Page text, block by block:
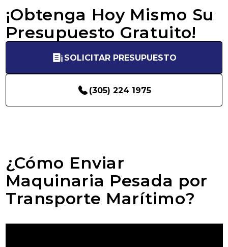
¡Obtenga Hoy Mismo Su
Presupuesto Gratuito!
SOLICITAR PRESUPUESTO
(305) 224 1975
¿Cómo Enviar
Maquinaria Pesada por
Transporte Marítimo?